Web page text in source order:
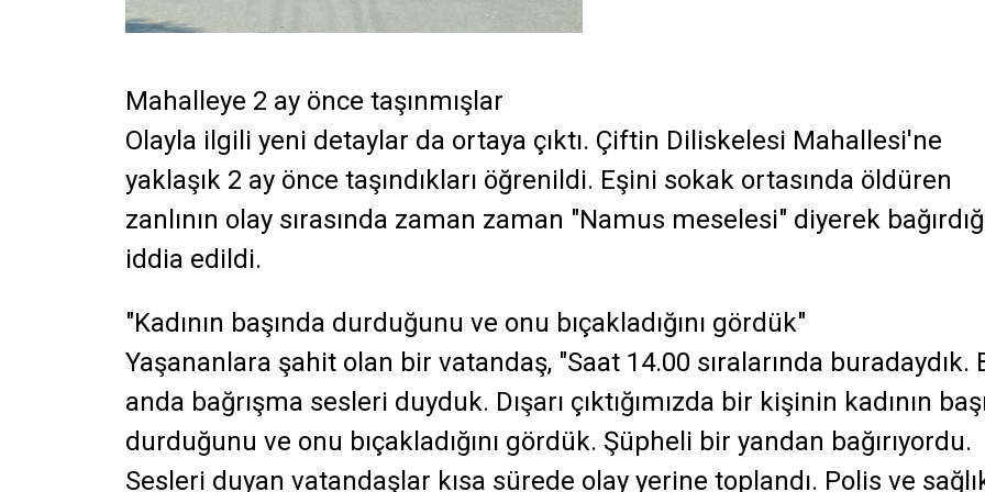
Mahalleye 2 ay önce taşınmışlar
Olayla ilgili yeni detaylar da ortaya çıktı. Çiftin Diliskelesi Mahallesi'ne
yaklaşık 2 ay önce taşındıkları öğrenildi. Eşini sokak ortasında öldüren
zanlının olay sırasında zaman zaman "Namus meselesi" diyerek
iddia edildi.
"Kadının başında durduğunu ve onu bıçakladığını gördük"
Yaşananlara şahit olan bir vatandaş, "Saat 14.00 sıralarında buradaydık.
anda bağrışma sesleri duyduk. Dışarı çıktığımızda bir kişinin kadının
durduğunu ve onu bıçakladığını gördük. Şüpheli bir yandan bağırıyordu.
Sesleri duyan vatandaşlar kısa sürede olay yerine toplandı. Polis ve